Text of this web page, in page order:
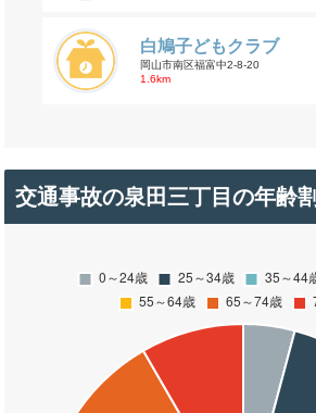
白鳩子どもクラブ
岡山市南区福富中2-8-20
1.6km
交通事故の泉田三丁目の年齢